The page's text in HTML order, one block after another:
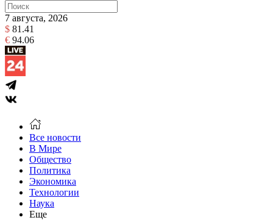
7 августа, 2026
$ 81.41
€ 94.06
Все новости
В Мире
Общество
Политика
Экономика
Технологии
Наука
Еще